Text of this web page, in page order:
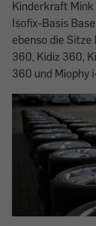
Kinderkraft Mink
Isofix-Basis
ebenso die
360, Kidiz 360,
360 und Miophy